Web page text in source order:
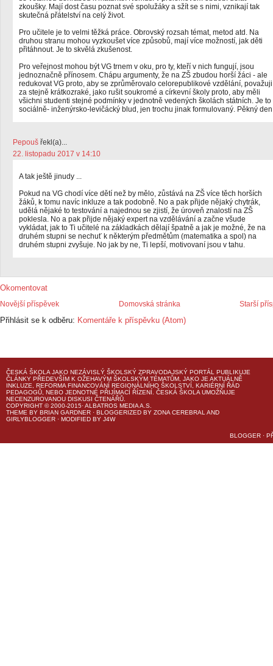
zkoušky. Mají dost času poznat své spolužáky a sžít se s nimi, vznikají tak
skutečná přátelství na celý život.
Pro učitele je to velmi těžká práce. Obrovský rozsah témat, metod atd. Na
druhou stranu mohou vyzkoušet více způsobů, mají více možností, jak děti
přitáhnout. Je to skvělá zkušenost.
Pro veřejnost mohou být VG trnem v oku, pro ty, kteří v nich fungují, jsou
jednoznačně přínosem. Chápu argumenty, že na ZŠ zbudou horší žáci - ale
redukovat VG proto, aby se zprůměrovalo celorepublikové vzdělání, považuji
za stejně krátkozraké, jako rušit soukromé a církevní školy proto, aby měli
všichni studenti stejné podmínky v jednotně vedených školách státních. Je to
sociálně- inženýrsko-levičácký blud, jen trochu jinak formulovaný. Pěkný
Pepouš řekl(a)...
22. listopadu 2017 v 14:10
A tak ještě jinudy ...
Pokud na VG chodí více dětí než by mělo, zůstává na ZŠ více těch horších
žáků, k tomu navíc inkluze a tak podobně. No a pak přijde nějaký chytrák,
udělá nějaké to testování a najednou se zjistí, že úroveň znalostí na ZŠ
poklesla. No a pak přijde nějaký expert na vzdělávání a začne všude
vykládat, jak to Ti učitelé na základkách dělají špatně a jak je možné, že na
druhém stupni se nechuť k některým předmětům (matematika a spol) na
druhém stupni zvyšuje. No jak by ne, Ti lepší, motivovaní jsou v tahu.
Okomentovat
Novější příspěvek Starší
Domovská stránka
Přihlásit se k odběru: Komentáře k příspěvku (Atom)
ČESKÁ ŠKOLA JAKO NEZÁVISLÝ ŠKOLSKÝ ZPRAVODAJSKÝ PORTÁL PUBLIKUJE
ČLÁNKY PŘEDEVŠÍM K OŽEHAVÝM ŠKOLSKÝM TÉMATŮM, JAKO JE AKTUÁLNĚ
INKLUZE, REFORMA FINANCOVÁNÍ REGIONÁLNÍHO ŠKOLSTVÍ, KARIÉRNÍ ŘÁD
PEDAGOGŮ, NEBO JEDNOTNÉ PŘIJÍMACÍ ŘÍZENÍ. ČESKÁ ŠKOLA UMOŽŇUJE
NECENZUROVANOU DISKUSI ČTENÁŘŮ.
COPYRIGHT © 2000-2015· ALBATROS MEDIA A.S.
THEME BY BRIAN GARDNER · BLOGGERIZED BY ZONA CEREBRAL AND
GIRLYBLOGGER · MODIFIED BY J4W
BLOGGER ·